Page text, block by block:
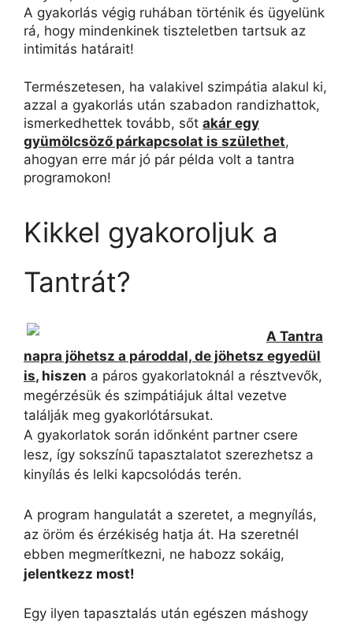
A gyakorlás végig ruhában történik és ügyelünk
rá, hogy mindenkinek tiszteletben tartsuk az
intimitás határait!
Természetesen, ha valakivel szimpátia alakul ki,
azzal a gyakorlás után szabadon randizhattok,
ismerkedhettek tovább, sőt akár egy
gyümölcsöző párkapcsolat is születhet,
ahogyan erre már jó pár példa volt a tantra
programokon!
Kikkel gyakoroljuk a
Tantrát?
A Tantra
napra jöhetsz a pároddal, de jöhetsz egyedül
is, hiszen a páros gyakorlatoknál a résztvevők,
megérzésük és szimpátiájuk által vezetve
találják meg gyakorlótársukat.
A gyakorlatok során időnként partner csere
lesz, így sokszínű tapasztalatot szerezhetsz a
kinyílás és lelki kapcsolódás terén.
A program hangulatát a szeretet, a megnyílás,
az öröm és érzékiség hatja át. Ha szeretnél
ebben megmerítkezni, ne habozz sokáig,
jelentkezz most!
Egy ilyen tapasztalás után egészen máshogy